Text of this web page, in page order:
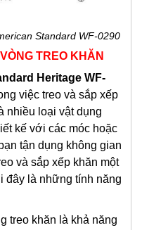
Standard WF-0290
TREO KHĂN
Heritage WF-
việc treo và sắp xếp
nhiều loại vật dụng
kế với các móc hoặc
tận dụng không gian
và sắp xếp khăn một
đây là những tính năng
treo khăn là khả năng